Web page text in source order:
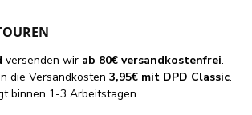
versenden wir ab 80€ versandkostenfrei.
die Versandkosten 3,95€ mit DPD Classic.
binnen 1-3 Arbeitstagen.